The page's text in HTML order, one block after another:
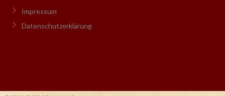
Impressum
Datenschutzerklärung